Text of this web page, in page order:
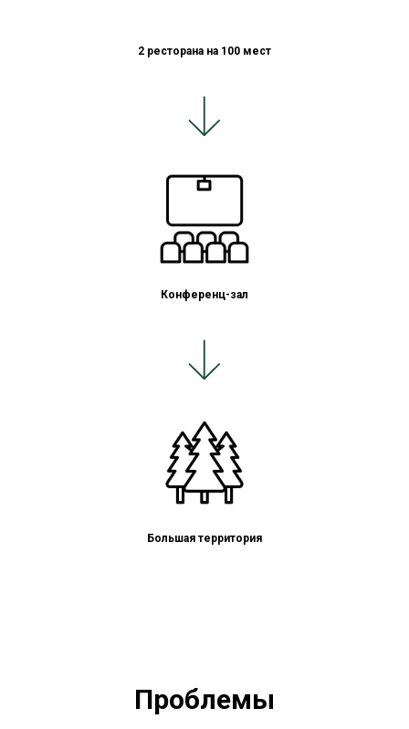
2 ресторана на 100 мест
Конференц-зал
Большая территория
Проблемы